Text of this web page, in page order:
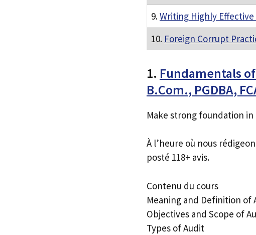
9.Writing Highly
10. Foreign Corrupt
1. Fundamentals
B.Com., PGDBA,
Make strong foundation in
À l’heure où nous
posté 118+ avis.
Contenu du cours
Meaning and Definition of
Objectives and Scope of
Types of Audit